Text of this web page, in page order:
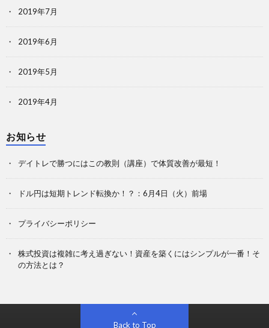
2019年7月
2019年6月
2019年5月
2019年4月
お知らせ
デイトレで勝つにはこの教則（講座）で体質改善が最短！
ドル円は短期トレンド転換か！？：6月4日（火）前場
プライバシーポリシー
株式投資は複雑に考え過ぎない！資産を築くにはシンプルが一番！そ
の方法とは？
Back to Top